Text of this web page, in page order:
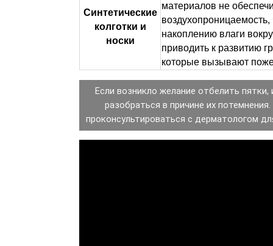
Синтетические
колготки и
носки
материалов не
воздухопроницаемость,
накоплению влаги
приводить к развитию
которые вызывают
Если возникло желание отбелить пятки,
разобраться в причине их
проконсультироваться с дерматологом